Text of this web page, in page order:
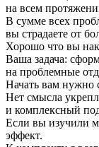
на всем
В сумме всех
вы страдаете от
Хорошо что вы
Ваша задача:
на проблемные
Начать вам нужно
Нет смысла
и комплексный
Если вы изучили
эффект.